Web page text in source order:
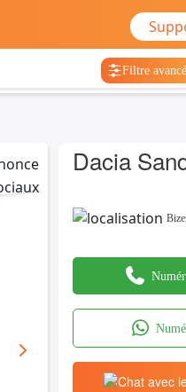
Filtre avancé
Dacia